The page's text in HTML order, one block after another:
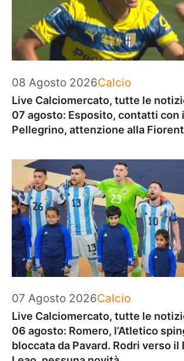
08 Agosto 2026Categorie
Calcio
Live Calciomercato, tutte le
07 agosto: Esposito, contatti con
Pellegrino, attenzione alla
07 Agosto 2026Categorie
Calcio
Live Calciomercato, tutte le
06 agosto: Romero, l’Atletico
bloccata da Pavard. Rodri verso il